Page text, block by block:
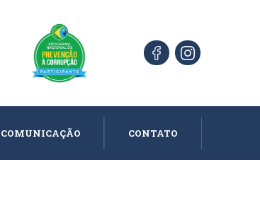
COMUNICAÇÃO CONTATO